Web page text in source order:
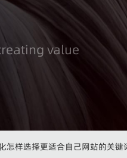
value
怎样选择更适合自己网站的关键